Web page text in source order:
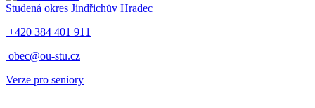
Studená okres Jindřichův Hradec
+420 384 401 911
obec@ou-stu.cz
Verze pro seniory